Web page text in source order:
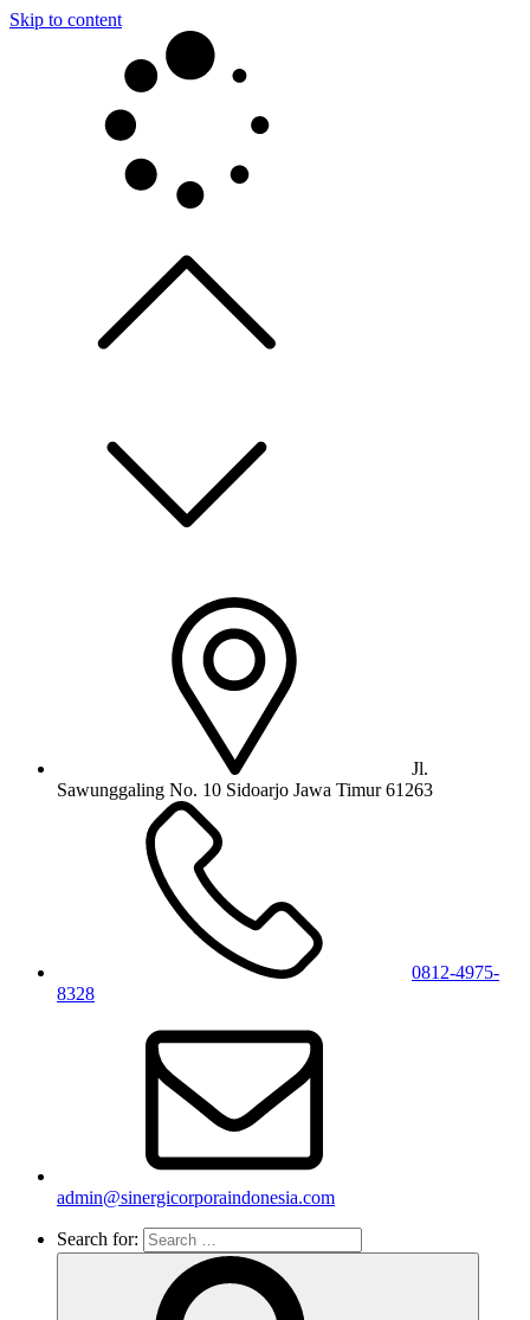
Skip to content
Jl.
Sawunggaling No. 10 Sidoarjo Jawa Timur 61263
0812-4975-
8328
admin@sinergicorporaindonesia.com
Search for: